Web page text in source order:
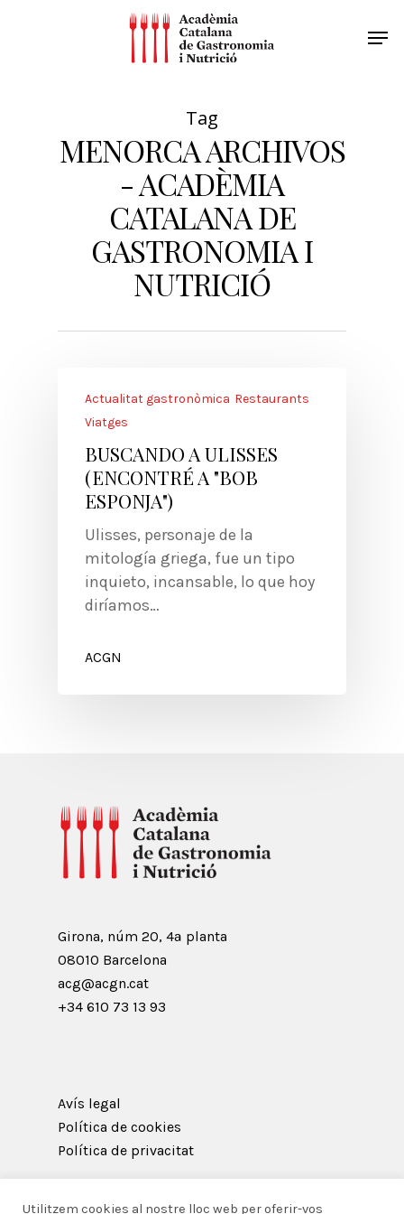
Tag
MENORCA ARCHIVOS
- ACADÈMIA
CATALANA DE
GASTRONOMIA I
NUTRICIÓ
Actualitat gastronòmica Restaurants
Viatges
BUSCANDO A ULISSES
(ENCONTRÉ A "BOB
ESPONJA")
Ulisses, personaje de la
mitología griega, fue un tipo
inquieto, incansable, lo que hoy
diríamos…
ACGN
Girona, núm 20, 4ª planta
08010 Barcelona
acg@acgn.cat
+34 610 73 13 93
Avís legal
Política de cookies
Política de privacitat
Utilitzem cookies al nostre lloc web per oferir-vos